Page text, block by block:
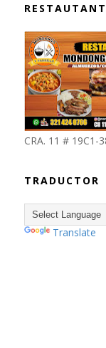
CRA. 11 # 19C1-
TRADUCTOR
Translate